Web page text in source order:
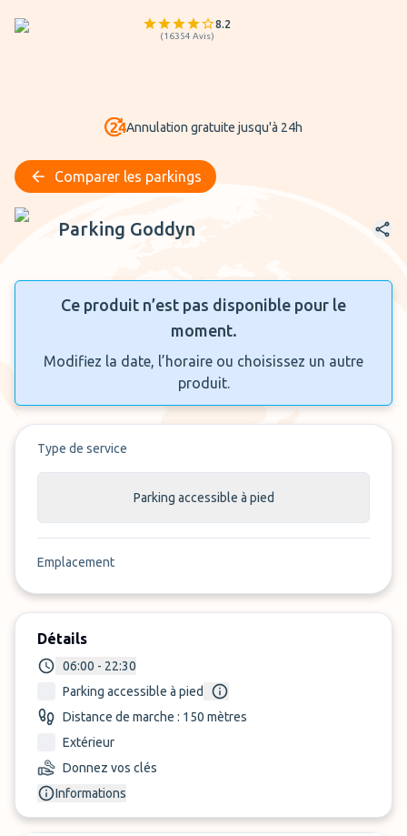
8.2
(16354 Avis)
Annulation gratuite jusqu'à 24h
Comparer les parkings
Parking Goddyn
Parking Goddyn
Ce produit n’est pas disponible pour le
moment.
Modifiez la date, l’horaire ou choisissez un autre
produit.
Type de service
Parking accessible à pied
Emplacement
Détails
06:00 - 22:30
Parking accessible à pied
Distance de marche : 150 mètres
Extérieur
Donnez vos clés
Informations